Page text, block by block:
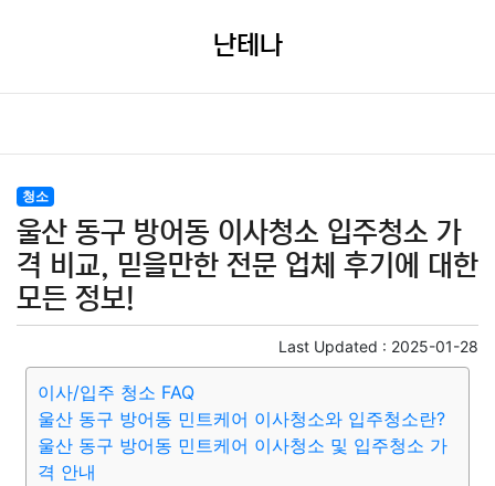
난테나
청소
울산 동구 방어동 이사청소 입주청소 가
격 비교, 믿을만한 전문 업체 후기에 대한
모든 정보!
Last Updated : 2025-01-28
이사/입주 청소 FAQ
울산 동구 방어동 민트케어 이사청소와 입주청소란?
울산 동구 방어동 민트케어 이사청소 및 입주청소 가
격 안내